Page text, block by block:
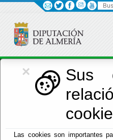
×
Sus
Las cookies son importantes
Economía
Menú